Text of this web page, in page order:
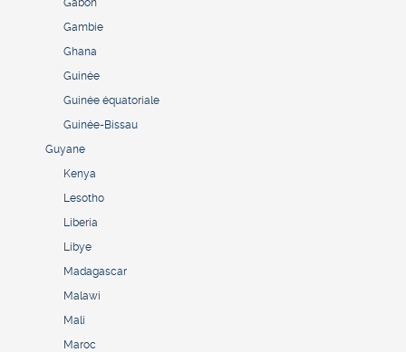
Gambie
Ghana
Guinée
Guinée équatoriale
Guinée-Bissau
Guyane
Kenya
Lesotho
Liberia
Libye
Madagascar
Malawi
Mali
Maroc